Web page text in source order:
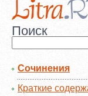
Поиск
Сочинения
Краткие